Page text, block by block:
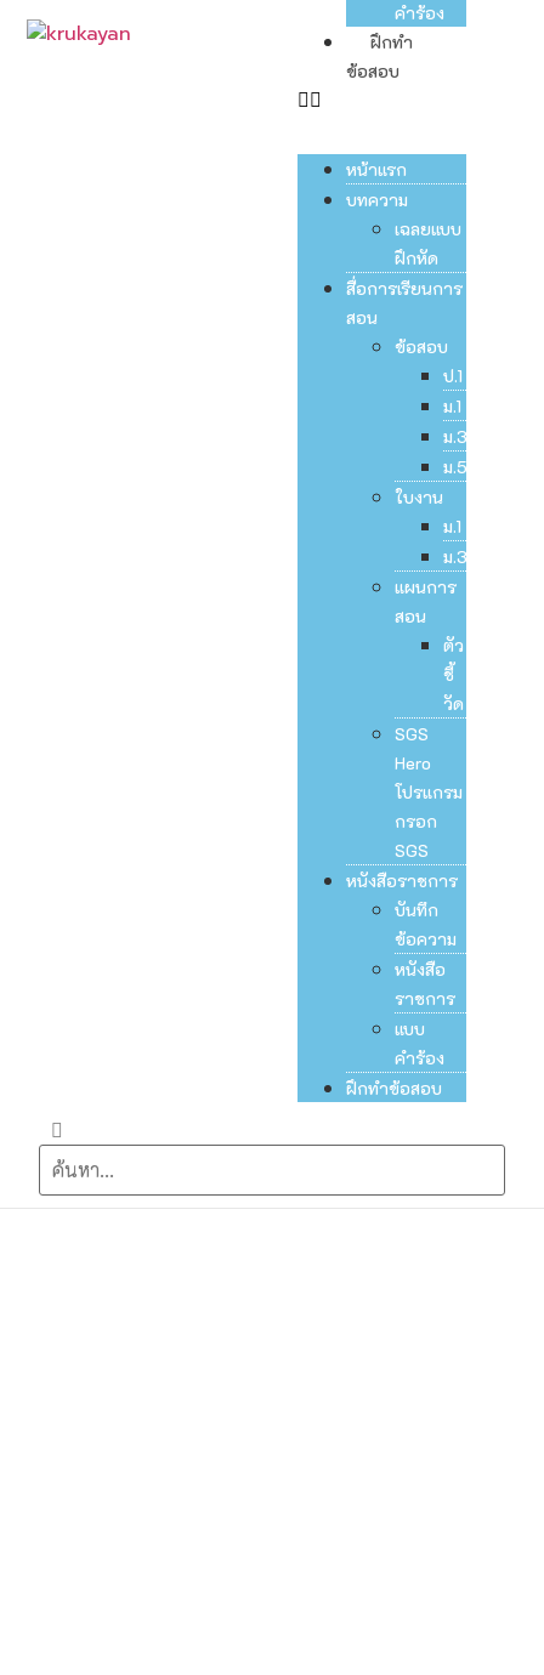
คำร้อง
ฝึกทำ
ข้อสอบ
หน้าแรก
บทความ
เฉลยแบบ
ฝึกหัด
สื่อการเรียนการ
สอน
ข้อสอบ
ป.1
ม.1
ม.3
ม.5
ใบงาน
ม.1
ม.3
แผนการ
สอน
ตัว
ชี้
วัด
SGS
Hero
โปรแกรม
กรอก
SGS
หนังสือราชการ
บันทึก
ข้อความ
หนังสือ
ราชการ
แบบ
คำร้อง
ฝึกทำข้อสอบ